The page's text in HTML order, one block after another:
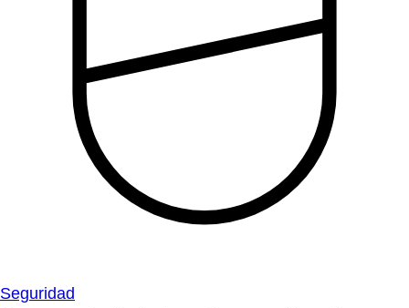
Seguridad